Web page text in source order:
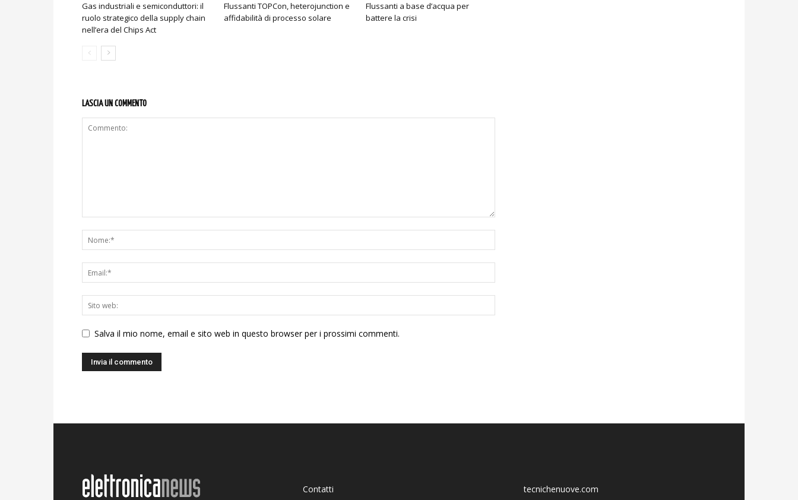
Gas industriali e semiconduttori: il
ruolo strategico della supply chain
nell’era del Chips Act
Flussanti TOPCon, heterojunction e
affidabilità di processo solare
Flussanti a base d’acqua per
battere la crisi
LASCIA UN COMMENTO
Salva il mio nome, email e sito web in questo browser per i prossimi commenti.
Contatti tecnichenuove.com